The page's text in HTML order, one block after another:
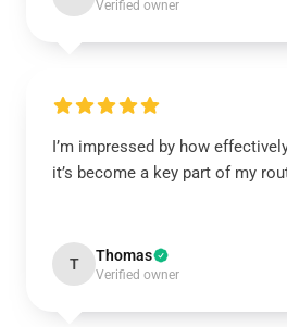
Verified owner
I’m impressed by how
it’s become a key part of my
T Thomas
Verified owner